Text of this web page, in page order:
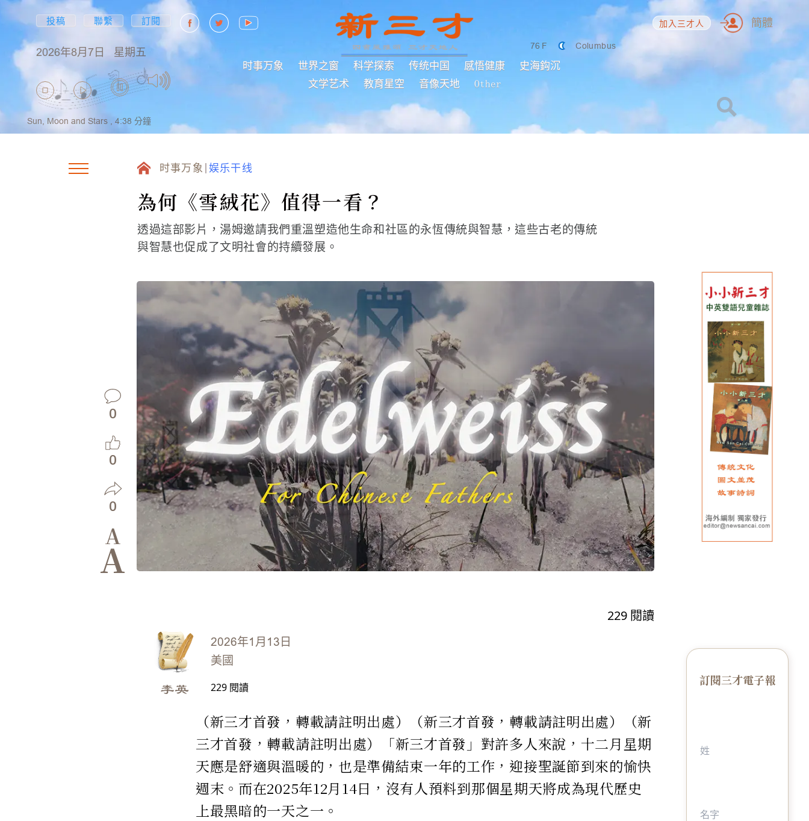
投稿 聯繫 訂閱
2026年8月7日 星期五 76 F Columbus
时事万象 世界之窗 科学探索 传统中国 感悟健康
史海鈎沉
文学艺术
教育星空 音像天地 Other
加入三才人 簡體
Sun, Moon and Stars , 4:38 分鐘
时事万象 娱乐干线
為何《雪絨花》值得一看？
透過這部影片，湯姆邀請我們重溫塑造他生命和社區的永恆傳統與智慧，這些古老的傳統
與智慧也促成了文明社會的持續發展。
0
0
0
A
A
229 閱讀
2026年1月13日
美國
李英 229 閱讀
（新三才首發，轉載請註明出處）（新三才首發，轉載請註明出處）（新
三才首發，轉載請註明出處）「新三才首發」對許多人來說，十二月星期
天應是舒適與溫暖的，也是準備結束一年的工作，迎接聖誕節到來的愉快
週末。而在2025年12月14日，沒有人預料到那個星期天將成為現代歷史
上最黑暗的一天之一。
訂閱三才電子報